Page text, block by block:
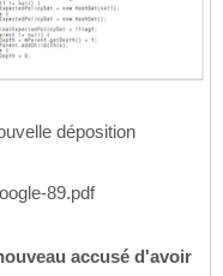
déposition
89.pdf
accusé d'avoir